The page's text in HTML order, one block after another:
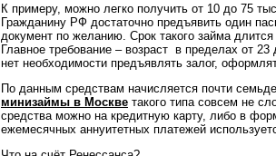
К примеру, можно легко получить от 10 до 75
Гражданину РФ достаточно предъявить один
документ по желанию. Срок такого займа
Главное требование – возраст в пределах от
нет необходимости предъявлять залог,
По данным средствам начисляется почти
минизаймы в Москве такого типа совсем не
средства можно на кредитную карту, либо в
ежемесячных аннуитетных платежей